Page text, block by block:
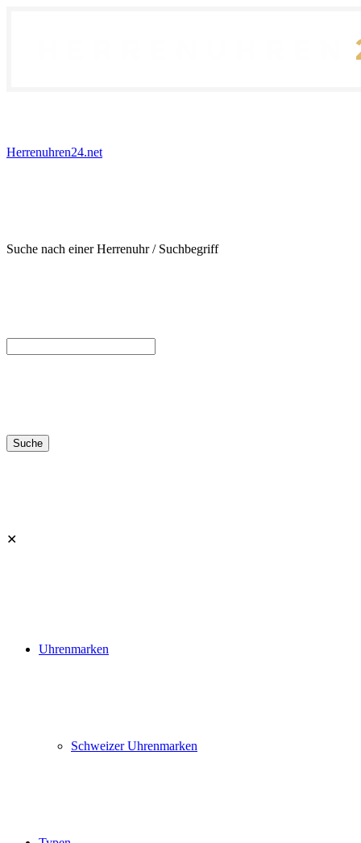
Herrenuhren24.net
Suche nach einer Herrenuhr / Suchbegriff
✕
Uhrenmarken
Schweizer Uhrenmarken